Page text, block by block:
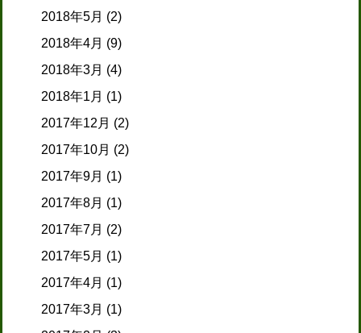
2018年5月 (2)
2018年4月 (9)
2018年3月 (4)
2018年1月 (1)
2017年12月 (2)
2017年10月 (2)
2017年9月 (1)
2017年8月 (1)
2017年7月 (2)
2017年5月 (1)
2017年4月 (1)
2017年3月 (1)